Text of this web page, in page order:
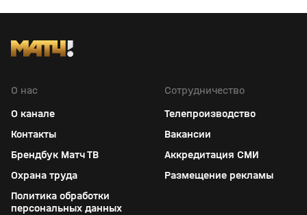
О нас
О канале
Контакты
Брендбук Матч ТВ
Охрана труда
Политика обработки
персональных данных
Сотрудничество
Телепроизводство
Вакансии
Аккредитация СМИ
Размещение рекламы